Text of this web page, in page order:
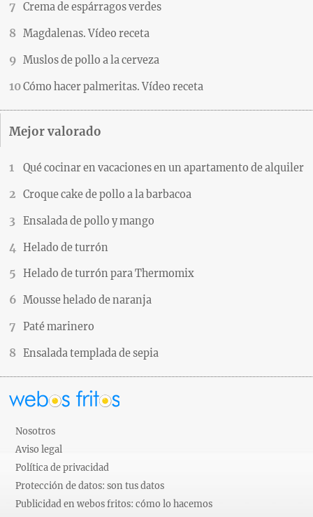
Crema de espárragos verdes
Magdalenas. Vídeo receta
Muslos de pollo a la cerveza
Cómo hacer palmeritas. Vídeo receta
Mejor valorado
Qué cocinar en vacaciones en un apartamento de alquiler
Croque cake de pollo a la barbacoa
Ensalada de pollo y mango
Helado de turrón
Helado de turrón para Thermomix
Mousse helado de naranja
Paté marinero
Ensalada templada de sepia
Nosotros
Aviso legal
Política de privacidad
Protección de datos: son tus datos
Publicidad en webos fritos: cómo lo hacemos